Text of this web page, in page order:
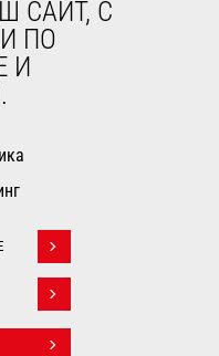
Sale
Politique de
САЙТ, С
ПО
И